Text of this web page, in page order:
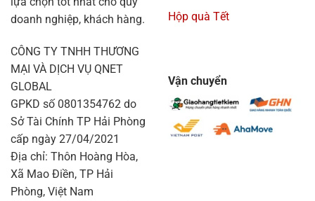
doanh nghiệp, khách hàng.
CÔNG TY TNHH THƯƠNG
MẠI VÀ DỊCH VỤ QNET
GLOBAL
GPKD số 0801354762 do
Sở Tài Chính TP Hải Phòng
cấp ngày 27/04/2021
Địa chỉ: Thôn Hoàng Hòa,
Xã Mao Điền, TP Hải
Phòng, Việt Nam
Hộp quà Tết
Vận chuyển